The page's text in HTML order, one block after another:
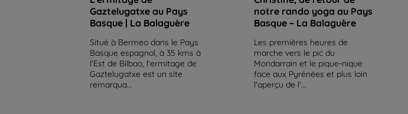
Gaztelugatxe au Pays
Basque | La Balaguère
Situé à Bermeo dans le Pays
Basque espagnol, à 35 kms à
l'Est de Bilbao, l'ermitage de
Gaztelugatxe est un site
remarqua...
notre rando yoga au Pays
Basque – La Balaguère
Les premières heures de
marche vers le pic du
Mondarrain et le pique-nique
face aux Pyrénées et plus loin
l'aperçu de l'...